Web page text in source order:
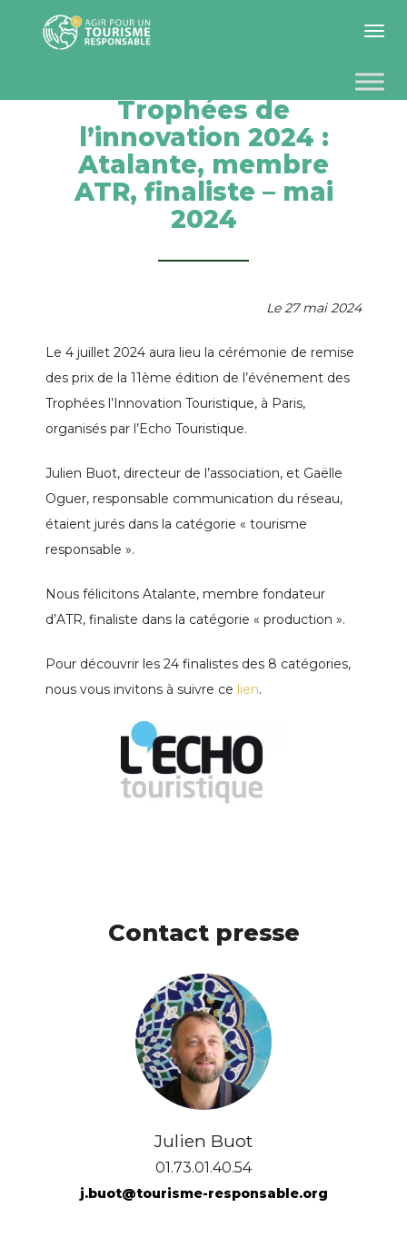
Toggle
Trophées de
l’innovation 2024 :
Atalante, membre
ATR, finaliste – mai
2024
Le 27 mai 2024
Le 4 juillet 2024 aura lieu la cérémonie de remise
des prix de la 11ème édition de l’événement des
Trophées l’Innovation Touristique, à Paris,
organisés par l’Echo Touristique.
Julien Buot, directeur de l’association, et Gaëlle
Oguer, responsable communication du réseau,
étaient jurés dans la catégorie « tourisme
responsable ».
Nous félicitons Atalante, membre fondateur
d’ATR, finaliste dans la catégorie « production ».
Pour découvrir les 24 finalistes des 8 catégories,
nous vous invitons à suivre ce lien.
Contact presse
Julien Buot
01.73.01.40.54
j.buot@tourisme-responsable.org